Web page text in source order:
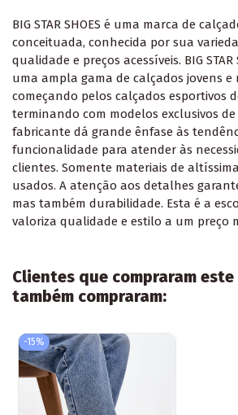
BIG STAR SHOES é uma marca de
conceituada, conhecida por sua
qualidade e preços acessíveis. BIG STAR
uma ampla gama de calçados jovens e
começando pelos calçados esportivos
terminando com modelos exclusivos de
fabricante dá grande ênfase às
funcionalidade para atender às
clientes. Somente materiais de
usados. A atenção aos detalhes
mas também durabilidade. Esta é a
valoriza qualidade e estilo a um preço
Clientes que compraram
também compraram:
-15%